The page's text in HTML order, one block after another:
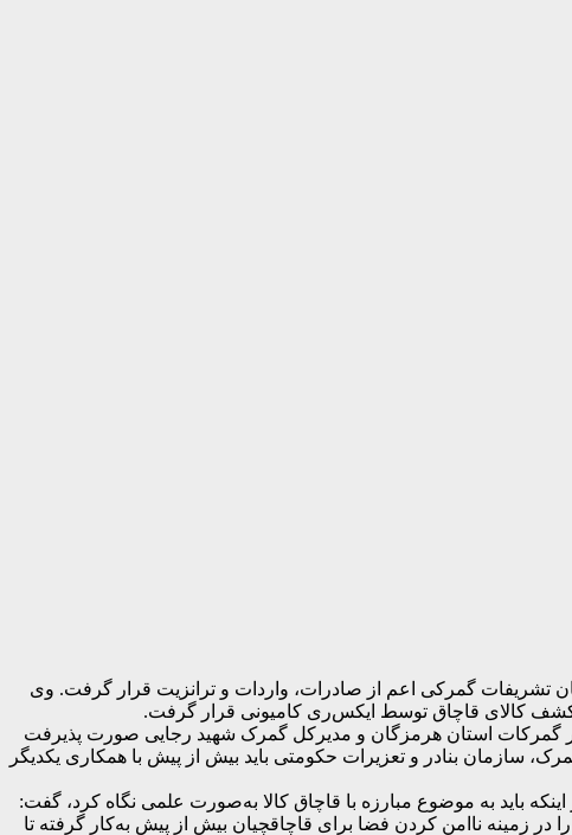
تشریفات گمرکی اعم از صادرات، واردات و ترانزیت قرار گرفت. وی
کالای قاچاق توسط ایکس‌ری کامیونی قرار گرفت.
گمرکات استان هرمزگان و مدیرکل گمرک شهید رجایی صورت پذیرفت
سازمان بنادر و تعزیرات حکومتی باید بیش از پیش با همکاری یکدیگر
باید به موضوع مبارزه با قاچاق کالا به‌صورت علمی نگاه کرد، گفت:
زمینه ناامن کردن فضا برای قاچاقچیان بیش از پیش به‌کار گرفته تا